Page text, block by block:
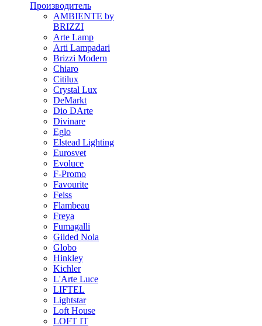
Производитель
AMBIENTE by
BRIZZI
Arte Lamp
Arti Lampadari
Brizzi Modern
Chiaro
Citilux
Crystal Lux
DeMarkt
Dio DArte
Divinare
Eglo
Elstead Lighting
Eurosvet
Evoluce
F-Promo
Favourite
Feiss
Flambeau
Freya
Fumagalli
Gilded Nola
Globo
Hinkley
Kichler
L'Arte Luce
LIFTEL
Lightstar
Loft House
LOFT IT